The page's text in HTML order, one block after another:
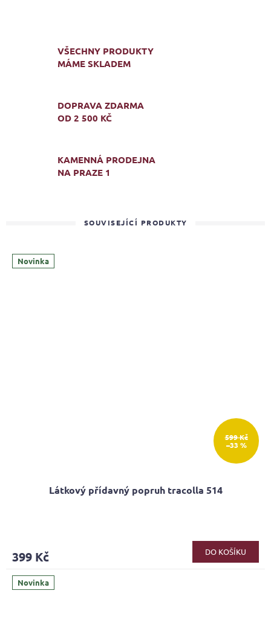
VŠECHNY PRODUKTY
MÁME SKLADEM
DOPRAVA ZDARMA
OD 2 500 KČ
KAMENNÁ PRODEJNA
NA PRAZE 1
SOUVISEJÍCÍ PRODUKTY
Novinka
599 Kč
–33 %
Látkový přídavný popruh tracolla 514
399 Kč DO KOŠÍKU
Novinka